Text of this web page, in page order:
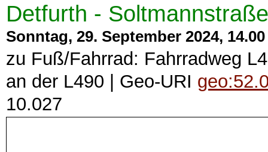
Detfurth - Soltmannstraße
Sonntag, 29. September 2024,
zu Fuß/Fahrrad: Fahrradweg
an der L490 | Geo-URI
10.027